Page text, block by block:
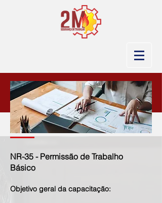
NR-35 - Permissão de Trabalho
Básico
Objetivo geral da capacitação: